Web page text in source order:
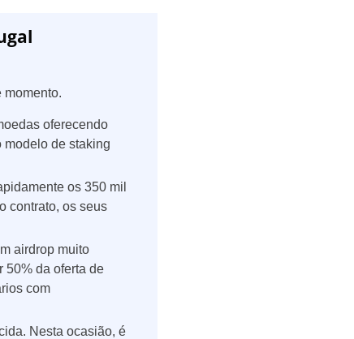
momento.
oferecendo
modelo de staking
os 350 mil
contrato, os seus
airdrop muito
50% da oferta de
com
Nesta ocasião, é